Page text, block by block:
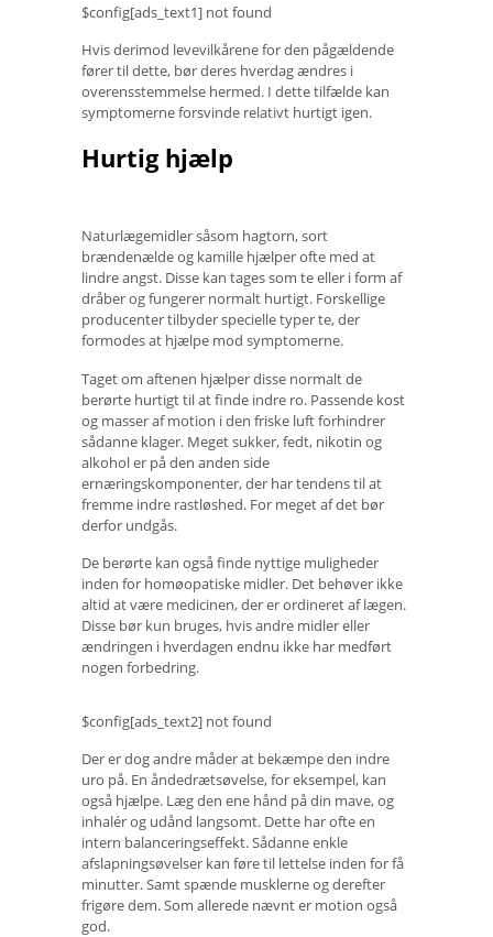
$config[ads_text1] not found
Hvis derimod levevilkårene for den pågældende
fører til dette, bør deres hverdag ændres i
overensstemmelse hermed. I dette tilfælde kan
symptomerne forsvinde relativt hurtigt igen.
Hurtig hjælp
Naturlægemidler såsom hagtorn, sort
brændenælde og kamille hjælper ofte med at
lindre angst. Disse kan tages som te eller i form af
dråber og fungerer normalt hurtigt. Forskellige
producenter tilbyder specielle typer te, der
formodes at hjælpe mod symptomerne.
Taget om aftenen hjælper disse normalt de
berørte hurtigt til at finde indre ro. Passende kost
og masser af motion i den friske luft forhindrer
sådanne klager. Meget sukker, fedt, nikotin og
alkohol er på den anden side
ernæringskomponenter, der har tendens til at
fremme indre rastløshed. For meget af det bør
derfor undgås.
De berørte kan også finde nyttige muligheder
inden for homøopatiske midler. Det behøver ikke
altid at være medicinen, der er ordineret af lægen.
Disse bør kun bruges, hvis andre midler eller
ændringen i hverdagen endnu ikke har medført
nogen forbedring.
$config[ads_text2] not found
Der er dog andre måder at bekæmpe den indre
uro på. En åndedrætsøvelse, for eksempel, kan
også hjælpe. Læg den ene hånd på din mave, og
inhalér og udånd langsomt. Dette har ofte en
intern balanceringseffekt. Sådanne enkle
afslapningsøvelser kan føre til lettelse inden for få
minutter. Samt spænde musklerne og derefter
frigøre dem. Som allerede nævnt er motion også
god.